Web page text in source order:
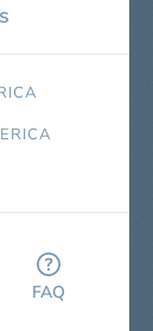
FAQ